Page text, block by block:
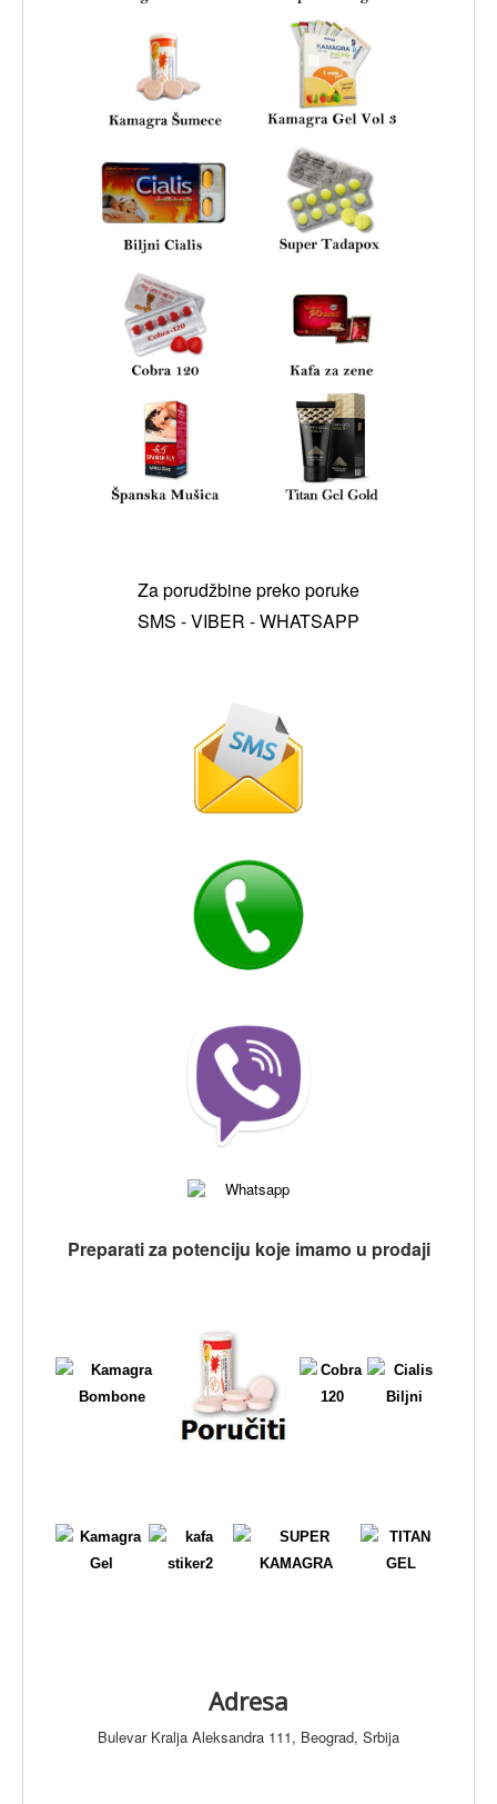
Za porudžbine preko poruke
SMS - VIBER - WHATSAPP
Preparati za potenciju koje imamo u prodaji
Adresa
Bulevar Kralja Aleksandra 111, Beograd, Srbija